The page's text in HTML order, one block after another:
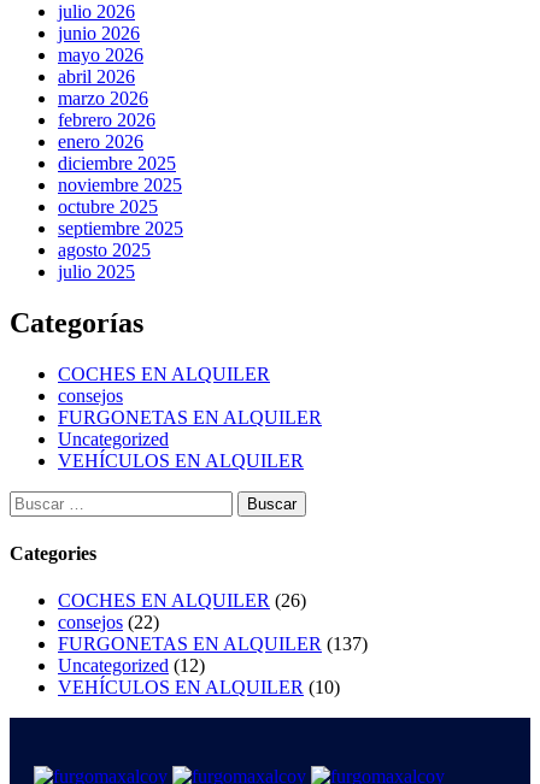
julio 2026
junio 2026
mayo 2026
abril 2026
marzo 2026
febrero 2026
enero 2026
diciembre 2025
noviembre 2025
octubre 2025
septiembre 2025
agosto 2025
julio 2025
Categorías
COCHES EN ALQUILER
consejos
FURGONETAS EN ALQUILER
Uncategorized
VEHÍCULOS EN ALQUILER
Categories
COCHES EN ALQUILER (26)
consejos (22)
FURGONETAS EN ALQUILER (137)
Uncategorized (12)
VEHÍCULOS EN ALQUILER (10)